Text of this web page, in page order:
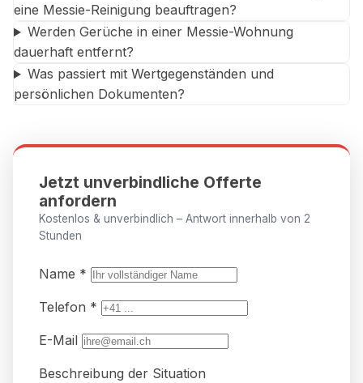
eine Messie-Reinigung beauftragen?
Werden Gerüche in einer Messie-Wohnung
dauerhaft entfernt?
Was passiert mit Wertgegenständen und
persönlichen Dokumenten?
Jetzt unverbindliche Offerte
anfordern
Kostenlos & unverbindlich – Antwort innerhalb von 2
Stunden
Name *
Telefon *
E-Mail
Beschreibung der Situation